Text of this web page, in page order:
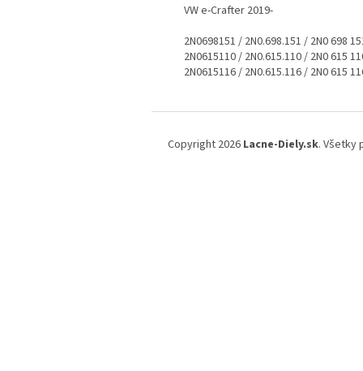
VW e-Crafter 2019-
2N0698151 / 2N0.698.151 / 2N0 698
2N0615110 / 2N0.615.110 / 2N0 615
2N0615116 / 2N0.615.116 / 2N0 615
Copyright 2026 Lacne-Diely.sk. Všetky